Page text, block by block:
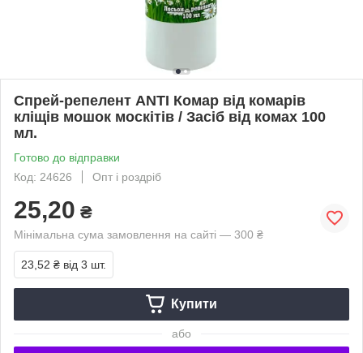
Спрей-репелент ANTI Комар від комарів
кліщів мошок москітів / Засіб від комах 100
мл.
Готово до відправки
Код: 24626
Опт і роздріб
25,20 ₴
Мінімальна сума замовлення на сайті — 300 ₴
23,52 ₴ від 3 шт.
Купити
або